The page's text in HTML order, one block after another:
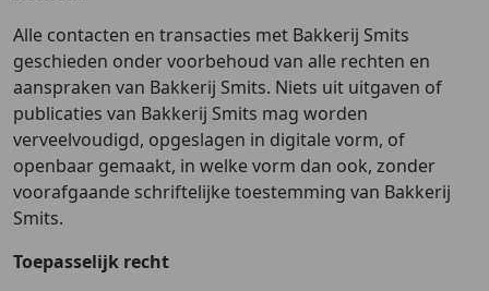
Alle contacten en transacties met Bakkerij Smits
geschieden onder voorbehoud van alle rechten en
aanspraken van Bakkerij Smits. Niets uit uitgaven of
publicaties van Bakkerij Smits mag worden
verveelvoudigd, opgeslagen in digitale vorm, of
openbaar gemaakt, in welke vorm dan ook, zonder
voorafgaande schriftelijke toestemming van Bakkerij
Smits.
Toepasselijk recht